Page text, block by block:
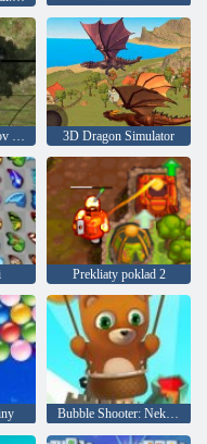
3D Dragon Simulator
Prekliaty poklad 2